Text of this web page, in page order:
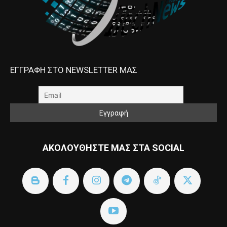
ΕΓΓΡΑΦΗ ΣΤΟ NEWSLETTER ΜΑΣ
ΑΚΟΛΟΥΘΗΣΤΕ ΜΑΣ ΣΤΑ SOCIAL